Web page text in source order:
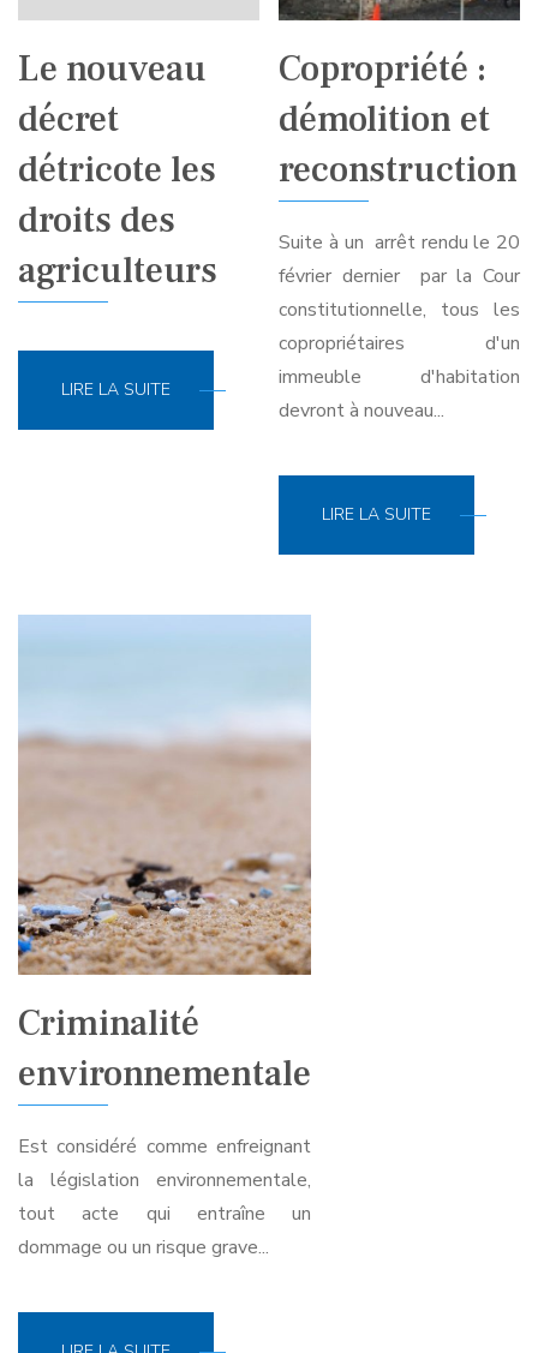
Le nouveau
décret
détricote les
droits des
agriculteurs
LIRE LA SUITE
Copropriété :
démolition et
reconstruction
Suite à un arrêt rendu le 20
février dernier par la Cour
constitutionnelle, tous les
copropriétaires d'un
immeuble d'habitation
devront à nouveau...
LIRE LA SUITE
Criminalité
environnementale
Est considéré comme enfreignant
la législation environnementale,
tout acte qui entraîne un
dommage ou un risque grave...